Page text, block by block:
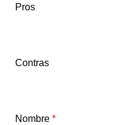
Pros
Contras
Nombre *